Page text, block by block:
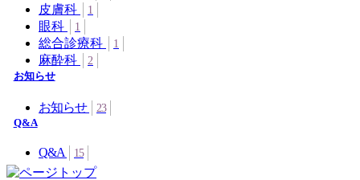
皮膚科 1
眼科 1
総合診療科 1
麻酔科
2
お知らせ
お知らせ
23
Q&A
Q&A 15